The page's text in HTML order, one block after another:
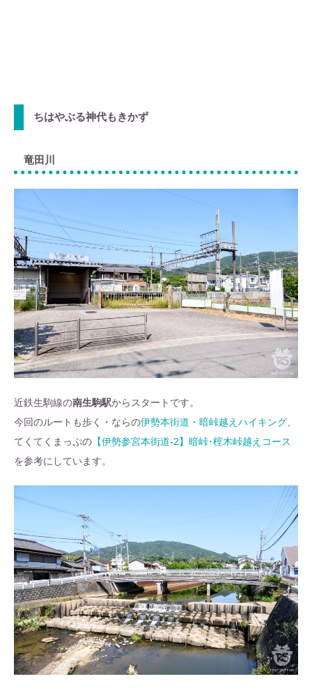
ちはやぶる神代もきかず
竜田川
近鉄生駒線の南生駒駅からスタートです。
今回のルートも歩く・ならの伊勢本街道・暗峠越えハイキング
てくてくまっぷの 【伊勢参宮本街道-2】暗峠･榁木峠越えコース
を参考にしています。